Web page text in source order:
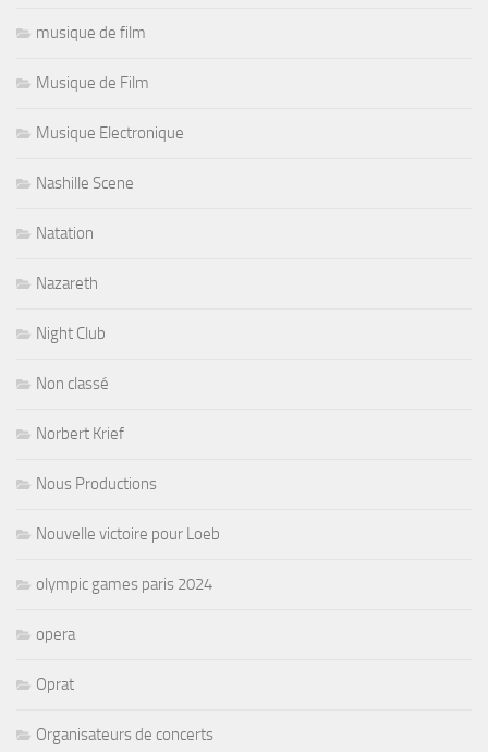
musique de film
Musique de Film
Musique Electronique
Nashille Scene
Natation
Nazareth
Night Club
Non classé
Norbert Krief
Nous Productions
Nouvelle victoire pour Loeb
olympic games paris 2024
opera
Oprat
Organisateurs de concerts